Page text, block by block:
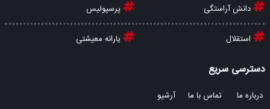
دانش آراستگی پرسپولیس
استقلال یارانه معیشتی
دسترسی سریع
درباره ما تماس با ما آرشیو